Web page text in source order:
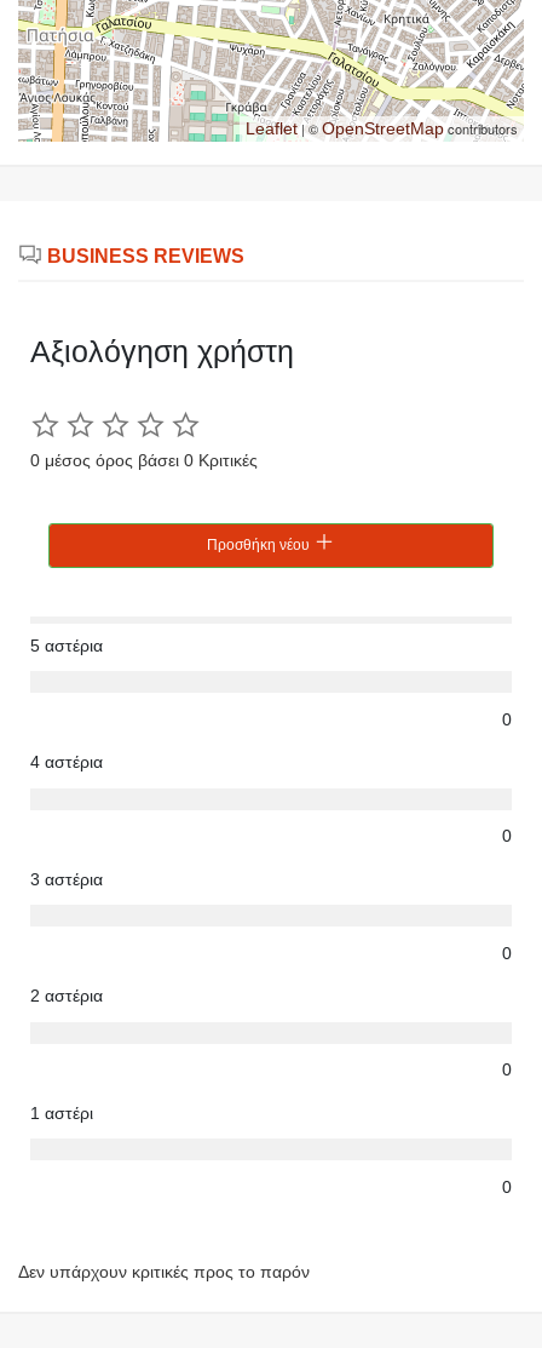
Leaflet| ©OpenStreetMapcontributors
BUSINESS REVIEWS
Αξιολόγηση χρήστη
0 μέσος όρος βάσει 0 Κριτικές
Προσθήκη νέου
5 αστέρια
0
4 αστέρια
0
3 αστέρια
0
2 αστέρια
0
1 αστέρι
0
Δεν υπάρχουν κριτικές προς το παρόν